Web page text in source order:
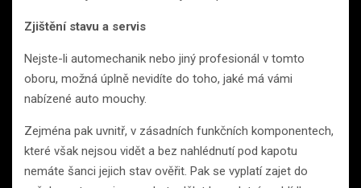
Zjištění stavu a servis
Nejste-li automechanik nebo jiný profesionál v tomto
oboru, možná úplně nevidíte do toho, jaké má vámi
nabízené auto mouchy.
Zejména pak uvnitř, v zásadních funkčních komponentech,
které však nejsou vidět a bez nahlédnutí pod kapotu
nemáte šanci jejich stav ověřit. Pak se vyplatí zajet do